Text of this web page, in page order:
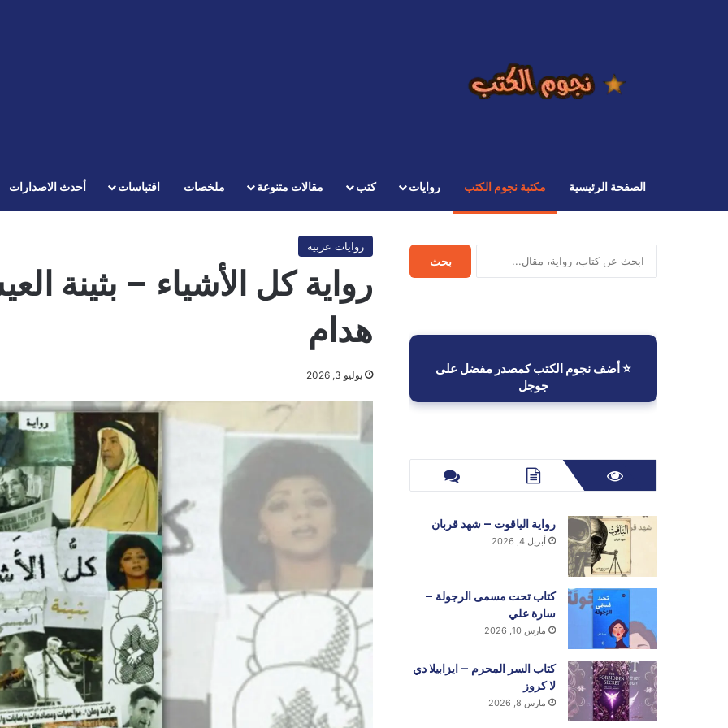
الصفحة الرئيسية مكتبة نجوم الكتب روايات كتب مقالات متنوعة ملخصات اقتباسات أحدث الاصدارات
روايات عربية
رواية كل الأشياء – بثينة
هدام
يوليو 3, 2026
ابحث
بحث
⭐ أضف نجوم الكتب كمصدر مفضل على
جوجل
رواية الياقوت – شهد قربان
أبريل 4, 2026
كتاب تحت مسمى الرجولة –
سارة علي
مارس 10, 2026
كتاب السر المحرم – ايزابيلا دي
لا كروز
مارس 8, 2026